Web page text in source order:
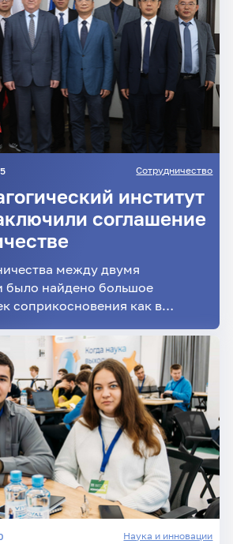
Сотрудничество
институт
соглашение
между двумя
было найдено большое
соприкосновения как в
Наука и инновации